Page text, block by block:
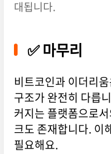
대됩니다.
✅ 마무리
비트코인과 이더리
구조가 완전히 다릅
커지는 플랫폼으로
크도 존재합니다. 이
필요해요.